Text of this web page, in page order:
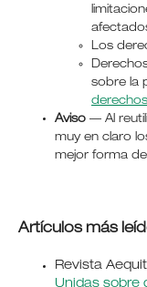
Los
sobre la
Aviso— Al
muy en claro
mejor forma
Artículos más
Revista
Unidas sobre